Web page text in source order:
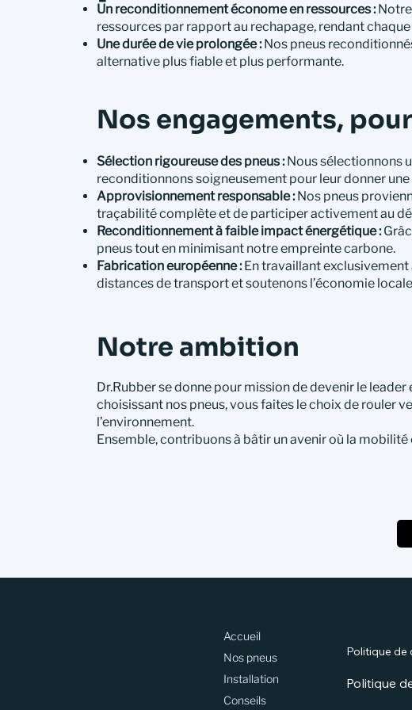
Dr.Rubber se donne pour mission de devenir le
choisissant nos pneus, vous faites le choix de rouler
l’environnement.
Ensemble, contribuons à bâtir un avenir où la
Notre ambition
Sélection rigoureuse des pneus : Nous sélectionnons
reconditionnons soigneusement pour leur donner une
Approvisionnement responsable : Nos pneus
traçabilité complète et de participer activement au
Reconditionnement à faible impact énergétique :
pneus tout en minimisant notre empreinte carbone.
Fabrication européenne : En travaillant
distances de transport et soutenons l’économie
Nos engagements,
Un reconditionnement économe en ressources :
ressources par rapport au rechapage, rendant
Une durée de vie prolongée :Nos pneus
alternative plus fiable et plus performante.
Accueil
Nos pneus
Installation
Conseils
Politique de
Politique